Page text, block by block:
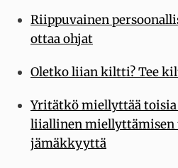
Riippuvainen
ottaa ohjat
Oletko liian kiltti? Tee
Yritätkö miellyttää
liiallinen miellyttämisen
jämäkkyyttä